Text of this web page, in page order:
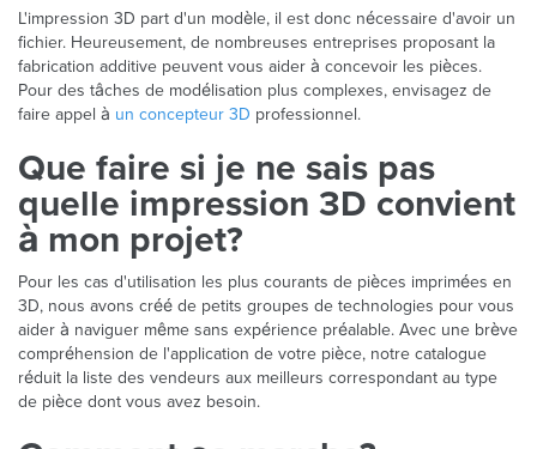
L'impression 3D part d'un modèle, il est donc nécessaire d'avoir un
fichier. Heureusement, de nombreuses entreprises proposant la
fabrication additive peuvent vous aider à concevoir les pièces.
Pour des tâches de modélisation plus complexes, envisagez de
faire appel à un concepteur 3D professionnel.
Que faire si je ne sais pas
quelle impression 3D convient
à mon projet?
Pour les cas d'utilisation les plus courants de pièces imprimées en
3D, nous avons créé de petits groupes de technologies pour vous
aider à naviguer même sans expérience préalable. Avec une brève
compréhension de l'application de votre pièce, notre catalogue
réduit la liste des vendeurs aux meilleurs correspondant au type
de pièce dont vous avez besoin.